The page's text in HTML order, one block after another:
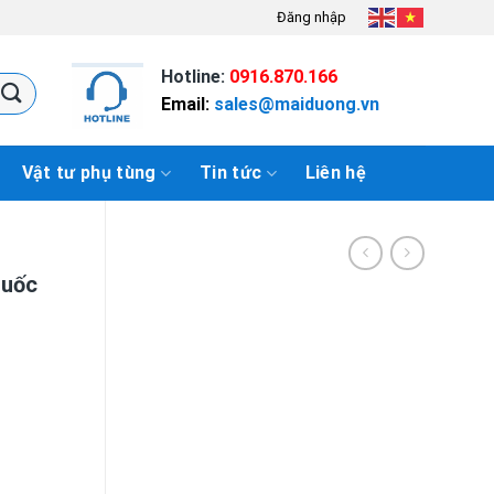
Đăng nhập
Hotline: 0916.870.166
Email: sales@maiduong.vn
Vật tư phụ tùng Tin tức Liên hệ